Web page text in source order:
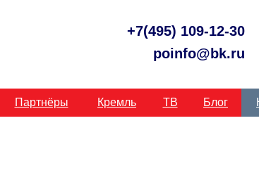
+7(495) 109-12-30
poinfo@bk.ru
Партнёры Кремль ТВ Блог